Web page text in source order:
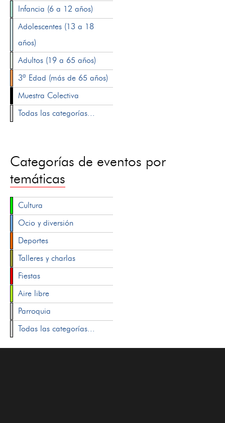
Infancia (6 a 12 años)
Adolescentes (13 a 18
años)
Adultos (19 a 65 años)
3ª Edad (más de 65 años)
Muestra Colectiva
Todas las categorías...
Categorías de eventos por
temáticas
Cultura
Ocio y diversión
Deportes
Talleres y charlas
Fiestas
Aire libre
Parroquia
Todas las categorías...